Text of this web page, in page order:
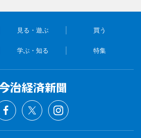
見る・遊ぶ 買う
学ぶ・知る 特集